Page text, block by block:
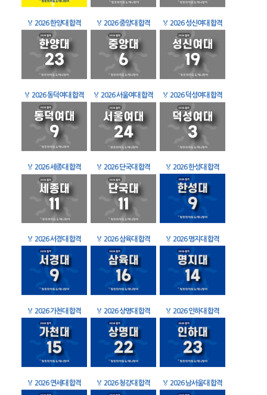
🏅 2026 한양대 합격 🏅 2026 중앙대 합격 🏅 2026 성신여대 합격
🏅 2026 동덕여대 합격 🏅 2026 서울여대 합격 🏅 2026 덕성여대 합격
🏅 2026 세종대 합격 🏅 2026 단국대 합격 🏅 2026 한성대 합격
🏅 2026 서경대 합격 🏅 2026 삼육대 합격 🏅 2026 명지대 합격
🏅 2026 가천대 합격 🏅 2026 상명대 합격 🏅 2026 인하대 합격
🏅 2026 연세대 합격 🏅 2026 청강대 합격 🏅 2026 남서울대 합격